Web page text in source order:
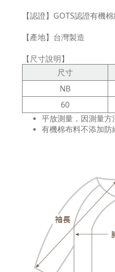
【認證】GOTS認證有機
【產地】台灣製造
【尺寸說明】
尺寸
NB
60
平放測量，因測量方
有機棉布料不添加防